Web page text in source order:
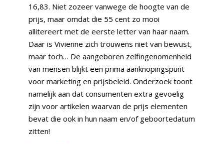
16,83. Niet zozeer vanwege de hoogte van de
prijs, maar omdat die 55 cent zo mooi
allitereert met de eerste letter van haar naam.
Daar is Vivienne zich trouwens niet van bewust,
maar toch… De aangeboren zelfingenomenheid
van mensen blijkt een prima aanknopingspunt
voor marketing en prijsbeleid. Onderzoek toont
namelijk aan dat consumenten extra gevoelig
zijn voor artikelen waarvan de prijs elementen
bevat die ook in hun naam en/of geboortedatum
zitten!